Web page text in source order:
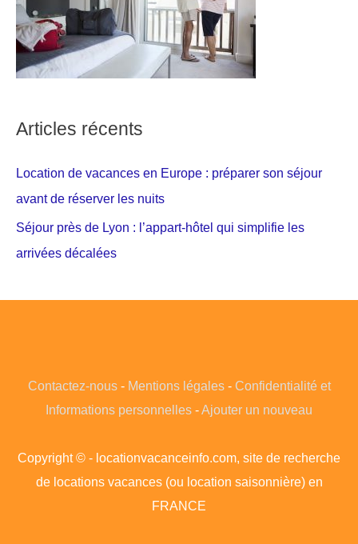
Articles récents
Location de vacances en Europe : préparer son séjour
avant de réserver les nuits
Séjour près de Lyon : l’appart-hôtel qui simplifie les
arrivées décalées
Contactez-nous- Mentions légales- Confidentialité et
Informations personnelles -Ajouter un nouveau
Copyright © - locationvacanceinfo.com, site de recherche
de locations vacances (ou location saisonnière) en
FRANCE